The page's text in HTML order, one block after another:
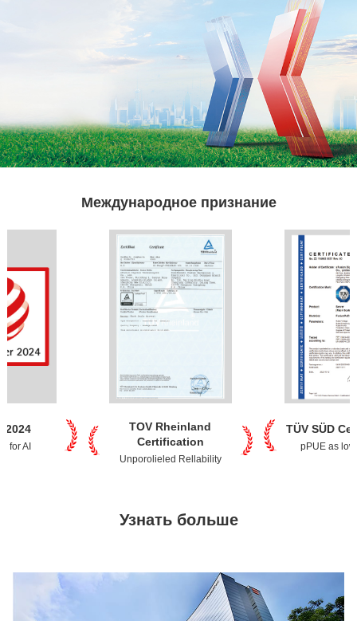
Международное признание
2024
for AI
TOV Rheinland
Certification
Unporolieled Rellability
TÜV SÜD
pPUE as
Узнать больше